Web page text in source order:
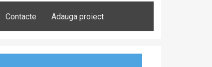
Contacte Adauga proiect